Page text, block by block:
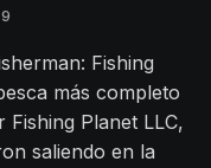
Fishing
más completo
Planet LLC,
saliendo en la